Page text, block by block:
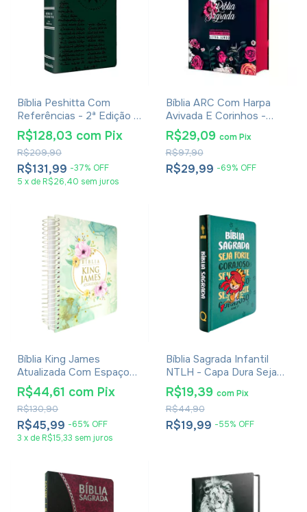
Bíblia Peshitta Com
Referências - 2ª Edição -
Verde
R$131,99 -37% OFF
R$209,90
R$128,03 com Pix
5 x de R$26,40 sem juros
Bíblia ARC Com Harpa
Avivada E Corinhos -
Letra Jumbo - Capa Dura
Floral Pink
R$29,99 -69% OFF
R$97,90
R$29,09 com Pix
Bíblia King James
Atualizada Com Espaço
Para Anotações Blue Sky
R$45,99 -65% OFF
R$130,90
R$44,61 com Pix
3 x de R$15,33 sem juros
Bíblia Sagrada Infantil
NTLH - Capa Dura Seja
Forte E Corajoso
R$19,99 -55% OFF
R$44,90
R$19,39 com Pix